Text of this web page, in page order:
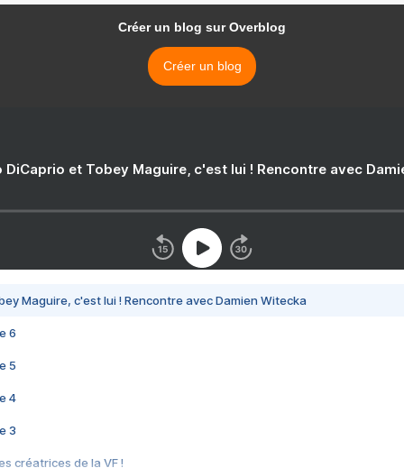
Créer un blog sur Overblog
Créer un blog
DiCaprio et Tobey Maguire, c'est lui ! Rencontre avec
Maguire, c'est lui ! Rencontre avec Damien Witecka
6
5
4
3
créatrices de la VF !